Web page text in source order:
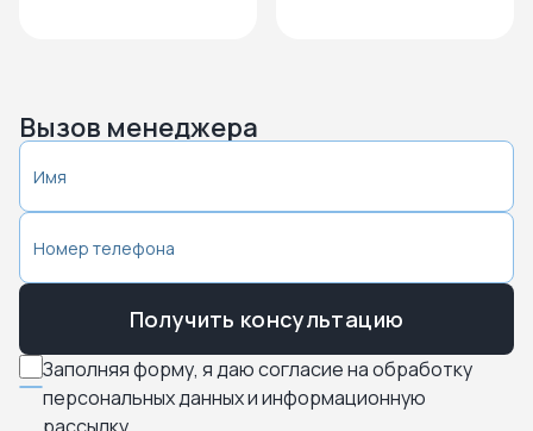
Вызов менеджера
Заполняя форму, я даю согласие на обработку
персональных данных и информационную
Получить консультацию